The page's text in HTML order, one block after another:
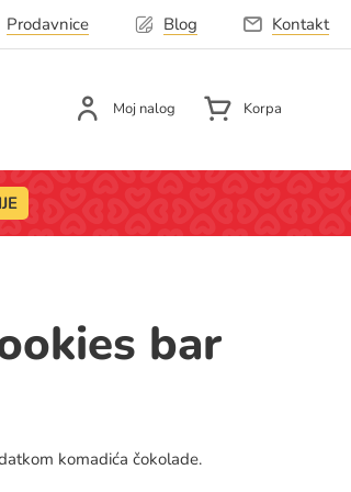
Prodavnice Blog Kontakt
Moj nalog Korpa
bar
komadića čokolade.